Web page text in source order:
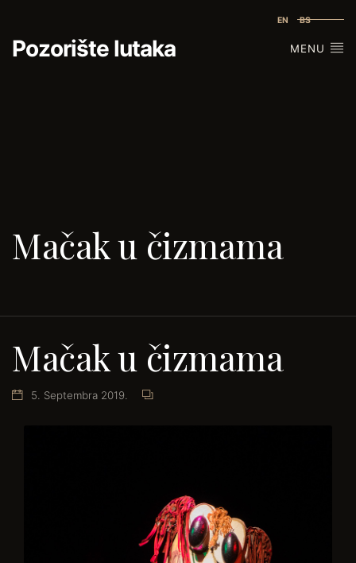
EN BS
Pozorište lutaka MENU
Mačak u čizmama
Mačak u čizmama
5. Septembra 2019.